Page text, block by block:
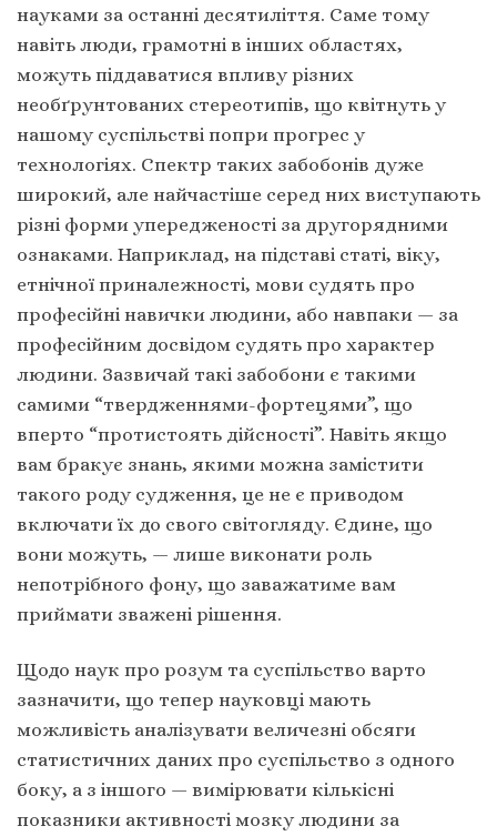
науками за останні десятиліття. Саме тому
навіть люди, грамотні в інших областях,
можуть піддаватися впливу різних
необґрунтованих стереотипів, що квітнуть у
нашому суспільстві попри прогрес у
технологіях. Спектр таких забобонів дуже
широкий, але найчастіше серед них виступають
різні форми упередженості за другорядними
ознаками. Наприклад, на підставі статі, віку,
етнічної приналежності, мови судять про
професійні навички людини, або навпаки — за
професійним досвідом судять про характер
людини. Зазвичай такі забобони є такими
самими “твердженнями-фортецями”, що
вперто “протистоять дійсності”. Навіть якщо
вам бракує знань, якими можна замістити
такого роду судження, це не є приводом
включати їх до свого світогляду. Єдине, що
вони можуть, — лише виконати роль
непотрібного фону, що заважатиме вам
приймати зважені рішення.
Щодо наук про розум та суспільство варто
зазначити, що тепер науковці мають
можливість аналізувати величезні обсяги
статистичних даних про суспільство з одного
боку, а з іншого — вимірювати кількісні
показники активності мозку людини за